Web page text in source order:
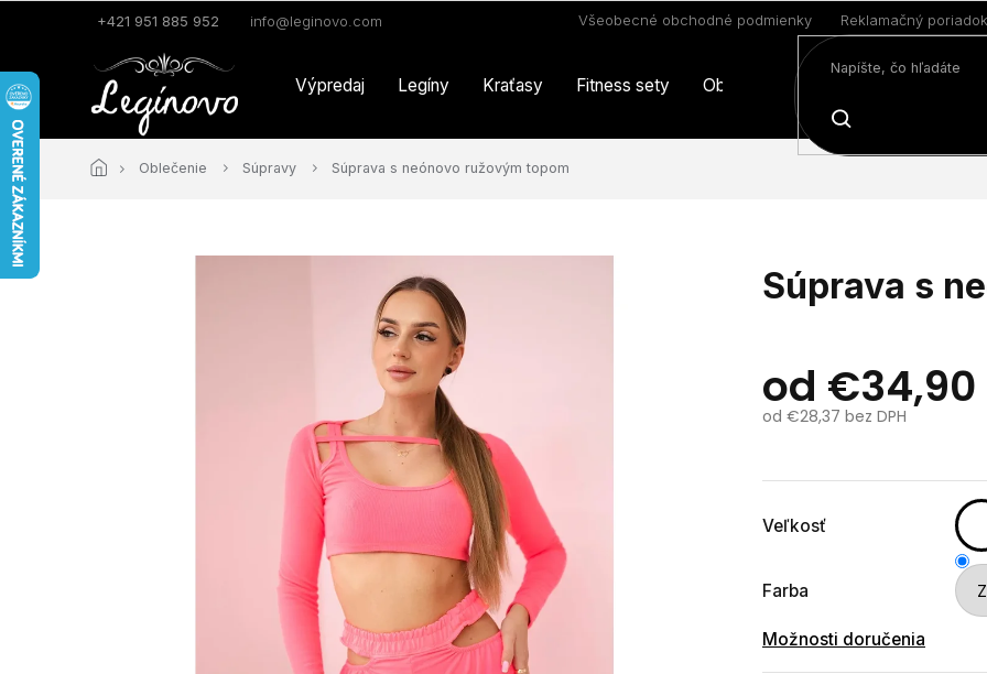
+421 951 885 952 info@leginovo.com Všeobecné obchodné podmienky Reklamačný poriadok
HĽADAŤ
Výpredaj Legíny Kraťasy Fitness sety Oblečenie
Oblečenie Súpravy Súprava s neónovo ružovým topom
Súprava s
od €34,90
od €28,37 bez DPH
Veľkosť
Farba
Možnosti doručenia